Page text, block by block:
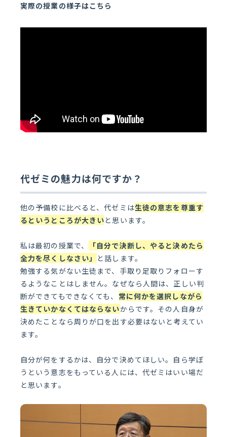
実際の授業の様子はこちら
代ゼミの魅力は何ですか？
他の予備校に比べると、代ゼミは生徒の意志を尊重す
るというところが大きいと思います。
私は最初の授業で、
「自分で決断し、やると決めたら
全力を尽くしなさい」 と話します。
勉強する気がない生徒まで、手取り足取りフォローす
るようなことはしません。なぜなら人間は、正しい判
断ができてもできなくても、 常に何かを選択しながら
生きていかなくてはならないからです。その人自身が
決めたことなら周りが口を出す必要はないと考えてい
ます。
自分が何をするかは、自分で決めてほしい。自ら学ぼ
うという意志をもっている人には、代ゼミはいい場だ
と思います。